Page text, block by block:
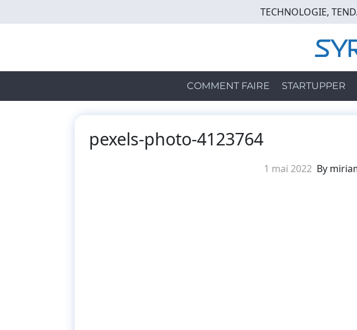
to
TECHNOLOGIE,
COMMENT FAIRE STARTUPPER
pexels-photo-4123764
1 mai 2022 By